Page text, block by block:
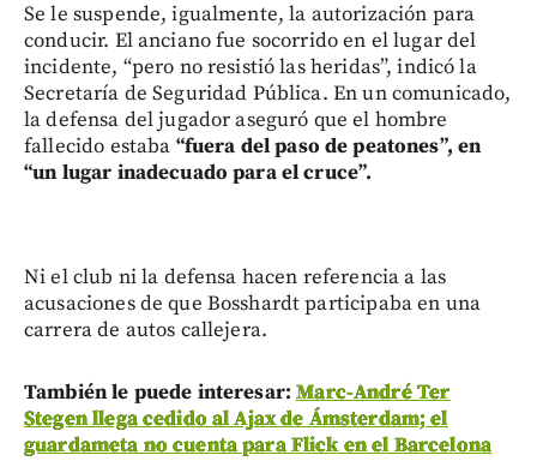
Se le suspende, igualmente, la autorización para
conducir. El anciano fue socorrido en el lugar del
incidente, “pero no resistió las heridas”, indicó la
Secretaría de Seguridad Pública. En un comunicado,
la defensa del jugador aseguró que el hombre
fallecido estaba “fuera del paso de peatones”, en
“un lugar inadecuado para el cruce”.
Ni el club ni la defensa hacen referencia a las
acusaciones de que Bosshardt participaba en una
carrera de autos callejera.
También le puede interesar:Marc-André Ter
Stegen llega cedido al Ajax de Ámsterdam; el
guardameta no cuenta para Flick en el Barcelona